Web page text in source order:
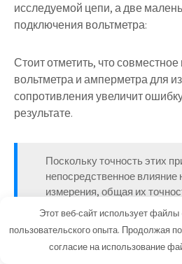
исследуемой цепи, а две
подключения вольтметра:
Стоит отметить, что
вольтметра и амперметра для
сопротивления увеличит
результате.
Поскольку точность этих
непосредственное влияние
измерения, общая их
чем точность любого из
Например, если и амперметр и
Этот веб-сайт использует
пользовательского опыта. Продолжая
согласие на использование